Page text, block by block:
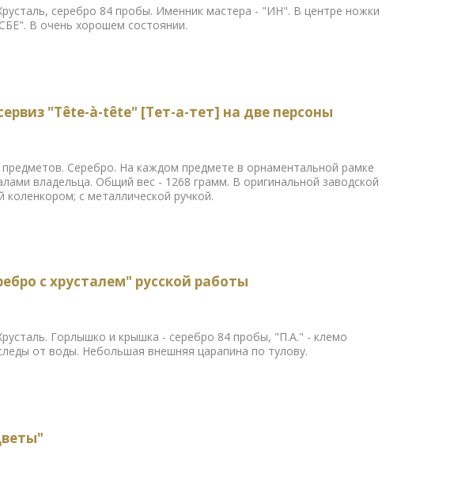
серебро 84 пробы. Именник мастера - "ИН". В центре ножки
В очень хорошем состоянии.
"Tête-à-tête" [Тет-а-тет] на две персоны
предметов. Серебро. На каждом предмете в орнаментальной рамке
владельца. Общий вес - 1268 грамм. В оригинальной заводской
коленкором; с металлической ручкой.
с хрусталем" русской работы
Горлышко и крышка - серебро 84 пробы, "П.А." - клемо
от воды. Небольшая внешняя царапина по тулову.